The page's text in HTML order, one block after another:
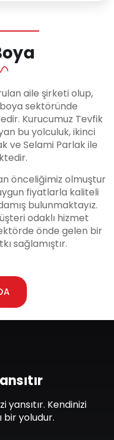
aile şirketi olup,
sektöründe
Kurucumuz Tevfik
bu yolculuk, ikinci
ve Selami Parlak ile
önceliğimiz olmuştur
fiyatlarla kaliteli
bulunmaktayız.
odaklı hizmet
önde gelen bir
sağlamıştır.
yansıtır. Kendinizi
bir yoludur.